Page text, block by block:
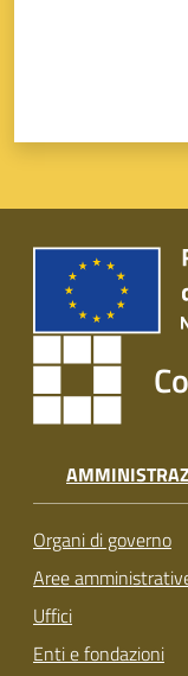
Organi di governo
Aree
Uffici
Enti e fondazioni